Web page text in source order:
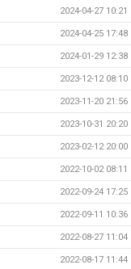
2024-04-27 10:21
2024-04-25 17:48
2024-01-29 12:38
2023-12-12 08:10
2023-11-20 21:56
2023-10-31 20:20
2023-02-12 20:00
2022-10-02 08:11
2022-09-24 17:25
2022-09-11 10:36
2022-08-27 11:04
2022-08-17 11:44